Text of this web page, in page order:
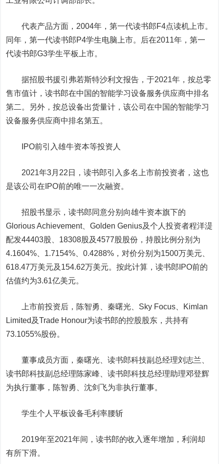
代表产品方面，2004年，第一代读书郎F4点读机上市。
同年，第一代读书郎P4学生电脑上市。后在2011年，第一
代读书郎G3学生平板上市。
据招股书援引弗若斯特沙利文报告，于2021年，按总零
售市值计，读书郎在中国的智能学习设备服务供应商中排名
第二。另外，按总设备出货量计，该公司在中国的智能学习
设备服务供应商中排名第五。
IPO前引入雄牛资本等投资人
2021年3月22日，读书郎引入多名上市前投资者，这也
是该公司在IPO前的唯一一次融资。
招股书显示，读书郎同意分别向雄牛资本旗下的
Glorious Achievement、Golden Genius及个人投资者程洋湜
配发44403股、18308股及4577股股份，持股比例分别为
4.1604%、1.7154%、0.4288%，对价分别为1500万美元、
618.47万美元及154.62万美元。按此计算，读书郎IPO前的
估值约为3.61亿美元。
上市前投资后，陈智勇、秦曙光、Sky Focus、Kimlan
Limited及Trade Honour为读书郎的控股股东，共持有
73.1055%股份。
董事成员方面，秦曙光、读书郎科技副总经理刘志兰、
读书郎科技副总经理陈家峰、读书郎科技总经理助理邓登辉
为执行董事，陈智勇、沈剑飞为非执行董事。
学生个人平板设备毛利率腰斩
2019年至2021年间，读书郎的收入逐年增加，利润却
有所下滑。